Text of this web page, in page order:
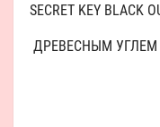
SECRET KEY BLACK
ДРЕВЕСНЫМ